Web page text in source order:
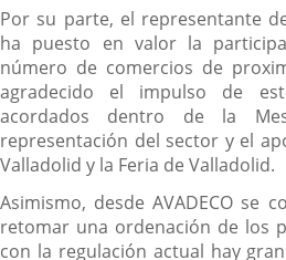
Por su parte, el representante de
ha puesto en valor la
número de comercios de
agradecido el impulso de
acordados dentro de la
representación del sector y el
Valladolid y la Feria de Valladolid.
Asimismo, desde AVADECO se
retomar una ordenación de los
con la regulación actual hay